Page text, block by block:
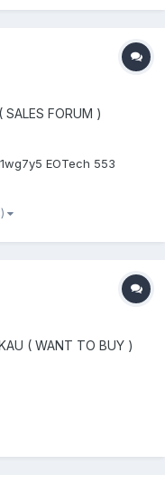
SALES FORUM )
EOTech 553
Povamzdinis
100 eur - dvi granatos
( WANT TO BUY )